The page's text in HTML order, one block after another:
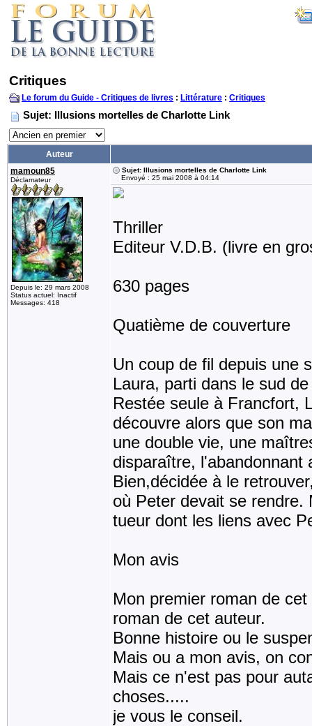
Critiques
Le forum du Guide - Critiques de livres : Littérature : Critiques
Sujet: Illusions mortelles de Charlotte Link
Auteur
mamoun85
Déclamateur
Depuis le: 29 mars 2008
Status actuel: Inactif
Messages: 418
Sujet: Illusions mortelles de Charlotte Link
Envoyé : 25 mai 2008 à 04:14
Thriller
Editeur V.D.B. (livre en
630 pages
Quatième de couverture
Un coup de fil depuis une
Laura, parti dans le sud
Restée seule à Francfort,
découvre alors que son
une double vie, une
disparaître, l'abandonnant
Bien,décidée à le
où Peter devait se rendre.
tueur dont les liens avec
Mon avis
Mon premier roman de
roman de cet auteur.
Bonne histoire ou le
Mais ou a mon avis, on
Mais ce n'est pas pour
choses.....
je vous le conseil.